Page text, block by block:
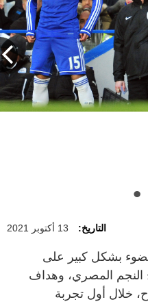
التاريخ: 13 أكتوبر 2021
بشكل كبير على
النجم المصري، وهداف
خلال أول تجربة